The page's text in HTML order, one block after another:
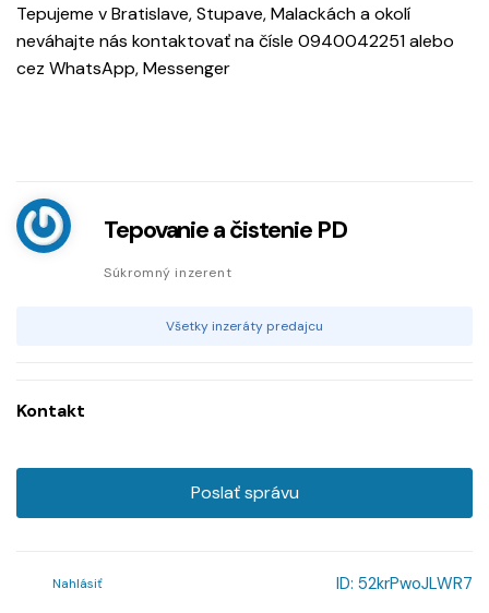
Tepujeme v Bratislave, Stupave, Malackách a okolí
neváhajte nás kontaktovať na čísle 0940042251 alebo
cez WhatsApp, Messenger
Tepovanie a čistenie PD
Súkromný inzerent
Všetky inzeráty predajcu
Kontakt
Poslať správu
Nahlásiť ID: 52krPwoJLWR7